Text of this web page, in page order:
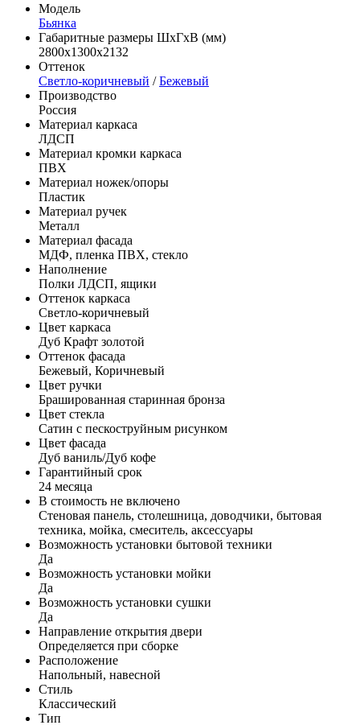
Модель
Бьянка
Габаритные размеры ШхГхВ (мм)
2800х1300х2132
Оттенок
Светло-коричневый /Бежевый
Производство
Россия
Материал каркаса
ЛДСП
Материал кромки каркаса
ПВХ
Материал ножек/опоры
Пластик
Материал ручек
Металл
Материал фасада
МДФ, пленка ПВХ, стекло
Наполнение
Полки ЛДСП, ящики
Оттенок каркаса
Светло-коричневый
Цвет каркаса
Дуб Крафт золотой
Оттенок фасада
Бежевый, Коричневый
Цвет ручки
Брашированная старинная бронза
Цвет стекла
Сатин с пескоструйным рисунком
Цвет фасада
Дуб ваниль/Дуб кофе
Гарантийный срок
24 месяца
В стоимость не включено
Стеновая панель, столешница, доводчики, бытовая
техника, мойка, смеситель, аксессуары
Возможность установки бытовой техники
Да
Возможность установки мойки
Да
Возможность установки сушки
Да
Направление открытия двери
Определяется при сборке
Расположение
Напольный, навесной
Стиль
Классический
Тип